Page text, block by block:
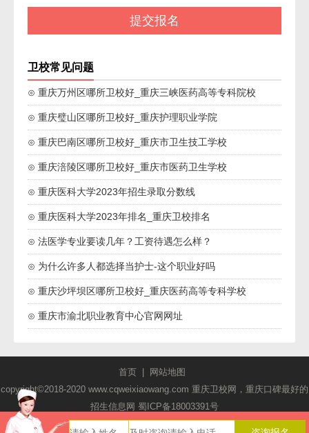
卫校常见问题
⊙ 重庆万州区哪所卫校好_重庆三峡医药高等专科院校
⊙ 重庆璧山区哪所卫校好_重庆护理职业学院
⊙ 重庆巴南区哪所卫校好_重庆市卫生技工学校
⊙ 重庆涪陵区哪所卫校好_重庆市医药卫生学校
⊙ 重庆医科大学2023年招生录取分数线
⊙ 重庆医科大学2023年排名_重庆卫校排名
⊙ 法医学专业要读几年？工资待遇怎么样？
⊙ 为什么许多人都选择当护士-这个职业好吗
⊙ 重庆沙坪坝区哪所卫校好_重庆医药高等专科学校
⊙ 重庆市渝北职业教育中心官网网址
首页|
网站地图
copyright©2018-2020 www.cqweixiaowang.com 重庆卫校网，重庆口碑最好的
招生信息网 蜀ICP备18003391号